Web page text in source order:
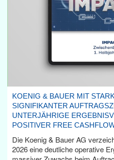
KOENIG & BAUER MIT
SIGNIFIKANTER
UNTERJÄHRIGE
POSITIVER FREE
Die Koenig & Bauer AG
2026 eine deutliche operative